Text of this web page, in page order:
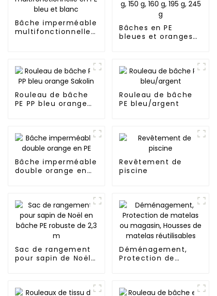
Bâche imperméable
multifonctionnelle
Bâches en PE
bleues et oranges
Rouleau de bâche
PE PP bleu orange
Rouleau de bâche
PE bleu/argent
Bâche imperméable
double orange en
Revêtement de
piscine
Sac de rangement
pour sapin de Noël
Déménagement,
Protection de
réutilisables